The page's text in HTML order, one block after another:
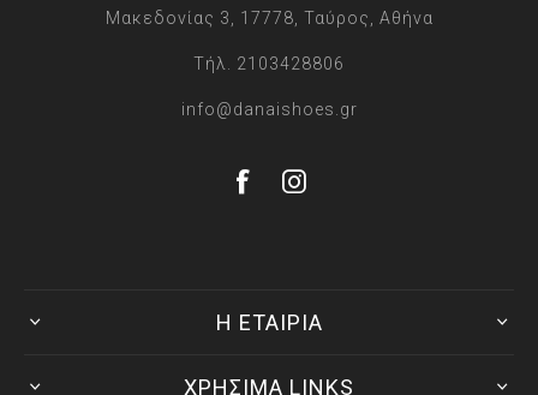
Μακεδονίας 3, 17778, Ταύρος, Αθήνα
Τήλ. 2103428806
info@danaishoes.gr
Η ΕΤΑΙΡΙΑ
ΧΡΗΣΙΜΑ LINKS